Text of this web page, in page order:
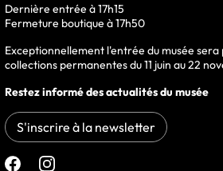
Dernière entrée à 17h15
Fermeture boutique à 17h50
Exceptionnellement l'entrée du musée
collections permanentes du 11 juin au 22
Restez informé des actualités du musée
S'inscrire à la newsletter
le musée sur